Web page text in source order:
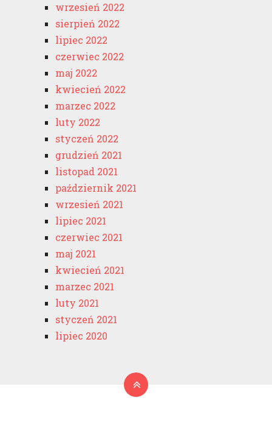
wrzesień 2022
sierpień 2022
lipiec 2022
czerwiec 2022
maj 2022
kwiecień 2022
marzec 2022
luty 2022
styczeń 2022
grudzień 2021
listopad 2021
październik 2021
wrzesień 2021
lipiec 2021
czerwiec 2021
maj 2021
kwiecień 2021
marzec 2021
luty 2021
styczeń 2021
lipiec 2020